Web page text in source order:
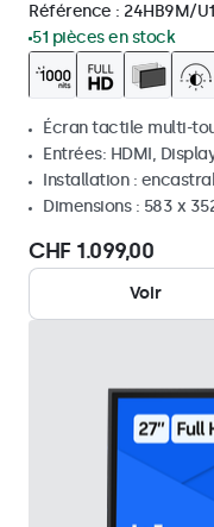
Référence : 24HB9M/U1
51 pièces en stock
Écran tactile multi-
Entrées: HDMI,
Installation :
Dimensions : 583 x
CHF 1.099,00
Voir